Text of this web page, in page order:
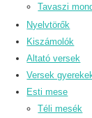
Tavaszi
Nyelvtörők
Kiszámolók
Altató versek
Versek
Esti mese
Téli mesék